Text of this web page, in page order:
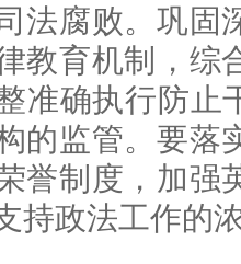
法腐败。巩固
教育机制，综
准确执行防止
的监管。要落
誉制度，加强
持政法工作的